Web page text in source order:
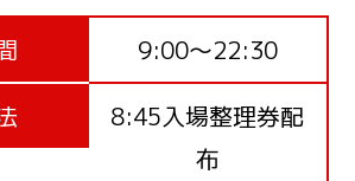
9:00～22:30
8:45入場整理券配
布